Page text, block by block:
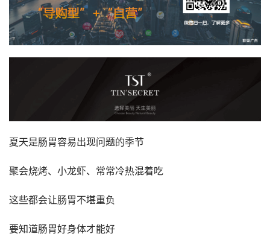
夏天是肠胃容易出现问题的季节
聚会烧烤、小龙虾、常常冷热混着吃
这些都会让肠胃不堪重负
要知道肠胃好身体才能好